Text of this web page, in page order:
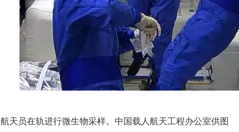
航天员在轨进行微生物采样。中国载人航天工程办公室供图